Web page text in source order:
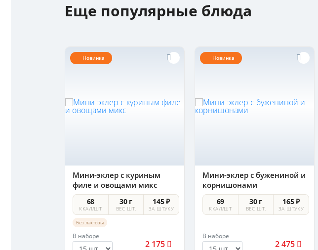
Еще популярные блюда
Новинка
Мини-эклер с куриным
филе и овощами микс
68
ККАЛ/ШТ
30 г
ВЕС ШТ.
145 ₽
ЗА ШТУКУ
Без лактозы
В наборе
2 175
Новинка
Мини-эклер с бужениной и
корнишонами
69
ККАЛ/ШТ
30 г
ВЕС ШТ.
165 ₽
ЗА ШТУКУ
В наборе
2 475